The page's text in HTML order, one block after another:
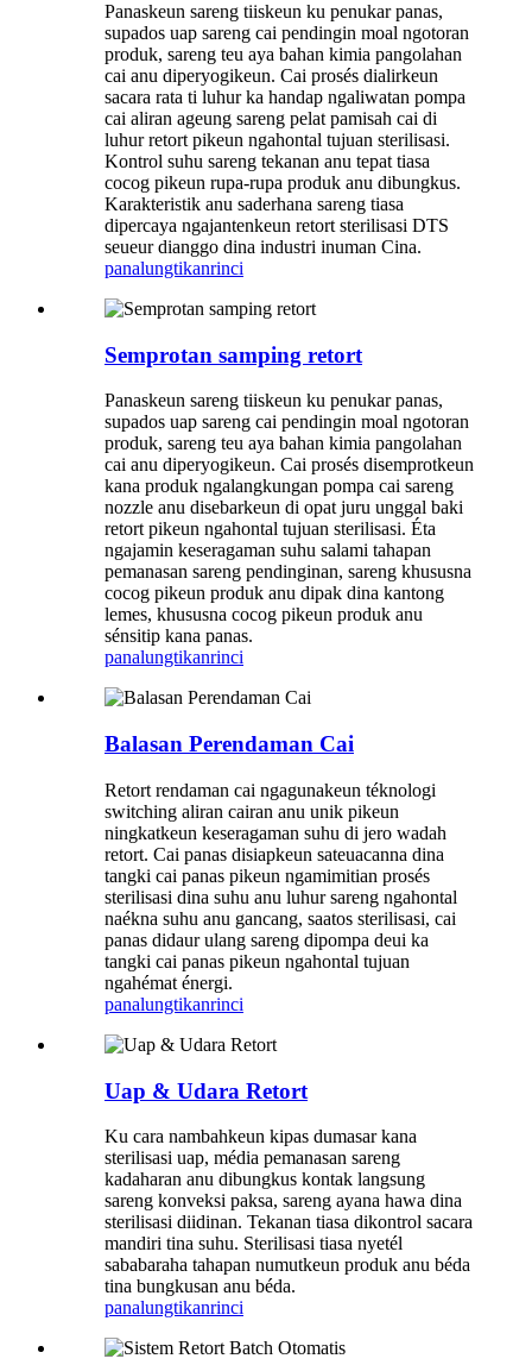
Panaskeun sareng tiiskeun ku penukar panas,
supados uap sareng cai pendingin moal ngotoran
produk, sareng teu aya bahan kimia pangolahan
cai anu diperyogikeun. Cai prosés dialirkeun
sacara rata ti luhur ka handap ngaliwatan pompa
cai aliran ageung sareng pelat pamisah cai di
luhur retort pikeun ngahontal tujuan sterilisasi.
Kontrol suhu sareng tekanan anu tepat tiasa
cocog pikeun rupa-rupa produk anu dibungkus.
Karakteristik anu saderhana sareng tiasa
dipercaya ngajantenkeun retort sterilisasi DTS
seueur dianggo dina industri inuman Cina.
panalungtikanrinci
Semprotan samping retort
Panaskeun sareng tiiskeun ku penukar panas,
supados uap sareng cai pendingin moal ngotoran
produk, sareng teu aya bahan kimia pangolahan
cai anu diperyogikeun. Cai prosés disemprotkeun
kana produk ngalangkungan pompa cai sareng
nozzle anu disebarkeun di opat juru unggal baki
retort pikeun ngahontal tujuan sterilisasi. Éta
ngajamin keseragaman suhu salami tahapan
pemanasan sareng pendinginan, sareng khususna
cocog pikeun produk anu dipak dina kantong
lemes, khususna cocog pikeun produk anu
sénsitip kana panas.
panalungtikanrinci
Balasan Perendaman Cai
Retort rendaman cai ngagunakeun téknologi
switching aliran cairan anu unik pikeun
ningkatkeun keseragaman suhu di jero wadah
retort. Cai panas disiapkeun sateuacanna dina
tangki cai panas pikeun ngamimitian prosés
sterilisasi dina suhu anu luhur sareng ngahontal
naékna suhu anu gancang, saatos sterilisasi, cai
panas didaur ulang sareng dipompa deui ka
tangki cai panas pikeun ngahontal tujuan
ngahémat énergi.
panalungtikanrinci
Uap & Udara Retort
Ku cara nambahkeun kipas dumasar kana
sterilisasi uap, média pemanasan sareng
kadaharan anu dibungkus kontak langsung
sareng konveksi paksa, sareng ayana hawa dina
sterilisasi diidinan. Tekanan tiasa dikontrol sacara
mandiri tina suhu. Sterilisasi tiasa nyetél
sababaraha tahapan numutkeun produk anu béda
tina bungkusan anu béda.
panalungtikanrinci